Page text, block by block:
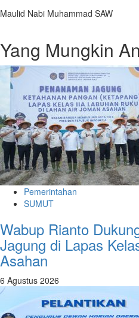
Maulid Nabi Muhammad SAW
Yang Mungkin
Pemerintahan
SUMUT
Wabup Rianto
Jagung di Lapas
Asahan
6 Agustus 2026